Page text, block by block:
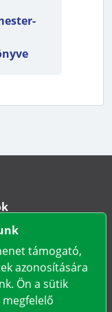
támogató,
azonosítására
Ön a sütik